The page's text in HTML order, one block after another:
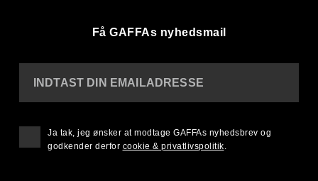
Få GAFFAs nyhedsmail
INDTAST DIN EMAILADRESSE
Ja tak, jeg ønsker at modtage GAFFAs nyhedsbrev og
godkender derfor cookie & privatlivspolitik.